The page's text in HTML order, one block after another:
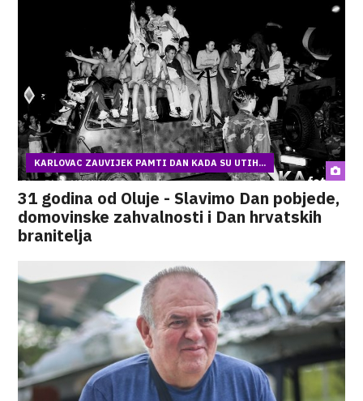
KARLOVAC ZAUVIJEK PAMTI DAN KADA SU UTIH...
31 godina od Oluje - Slavimo Dan pobjede,
domovinske zahvalnosti i Dan hrvatskih
branitelja